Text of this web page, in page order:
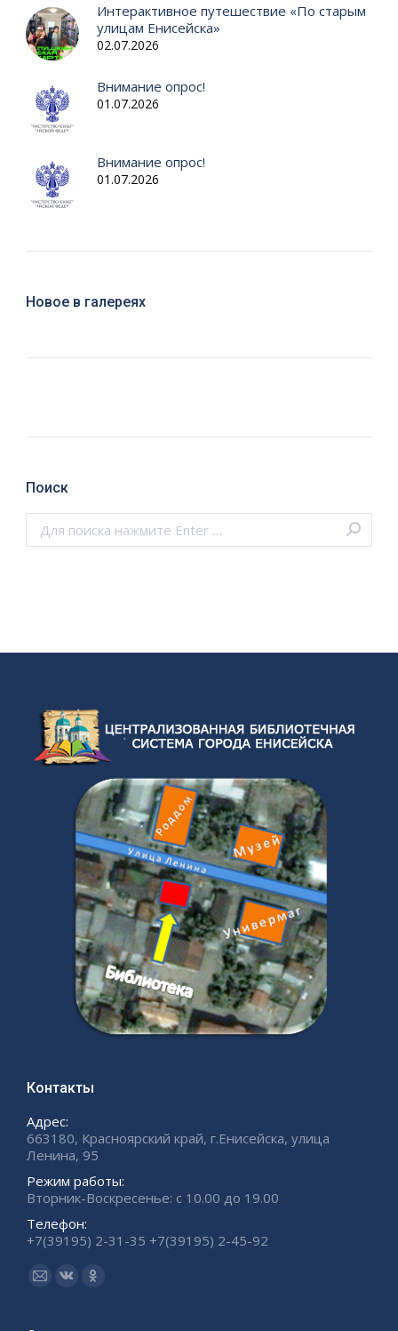
Интерактивное путешествие «По старым
улицам Енисейска»
02.07.2026
Внимание опрос!
01.07.2026
Внимание опрос!
01.07.2026
Новое в галереях
Поиск
Контакты
Адрес:
663180, Красноярский край, г.Енисейска, улица
Ленина, 95
Режим работы:
Вторник-Воскресенье: с 10.00 до 19.00
Телефон:
+7(39195) 2-31-35 +7(39195) 2-45-92
Ищите нас:
СтраницаСтраница
Страница